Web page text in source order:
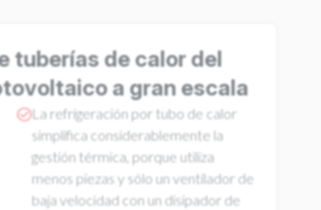
tuberías de calor del
a gran escala
La refrigeración por tubo de calor
simplifica considerablemente la
gestión térmica, porque utiliza
menos piezas y sólo un ventilador de
baja velocidad con un disipador de